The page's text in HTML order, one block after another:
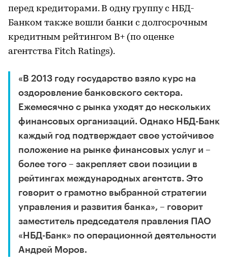
перед кредиторами. В одну группу с НБД-
Банком также вошли банки с долгосрочным
кредитным рейтингом B+ (по оценке
агентства Fitch Ratings).
«В 2013 году государство взяло курс на
оздоровление банковского сектора.
Ежемесячно с рынка уходят до нескольких
финансовых организаций. Однако НБД-Банк
каждый год подтверждает свое устойчивое
положение на рынке финансовых услуг и –
более того – закрепляет свои позиции в
рейтингах международных агентств. Это
говорит о грамотно выбранной стратегии
управления и развития банка», – говорит
заместитель председателя правления ПАО
«НБД-Банк» по операционной деятельности
Андрей Моров.